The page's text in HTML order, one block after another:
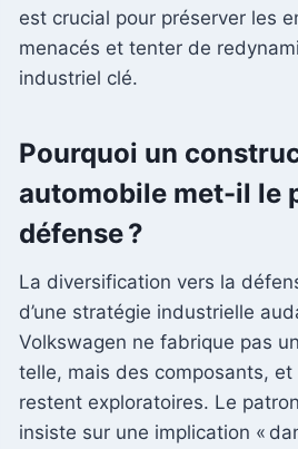
est crucial pour préserver les
menacés et tenter de
industriel clé.
Pourquoi un
automobile met-il le
défense ?
La diversification vers la
d’une stratégie industrielle
Volkswagen ne fabrique pas
telle, mais des composants, et
restent exploratoires. Le
insiste sur une implication «